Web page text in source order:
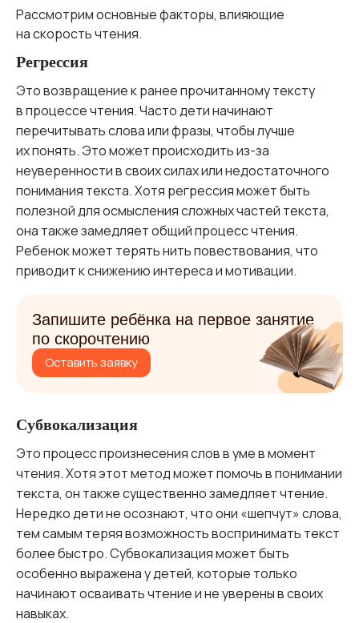
Рассмотрим основные факторы, влияющие
на скорость чтения.
Регрессия
Это возвращение к ранее прочитанному тексту
в процессе чтения. Часто дети начинают
перечитывать слова или фразы, чтобы лучше
их понять. Это может происходить из-за
неуверенности в своих силах или недостаточного
понимания текста. Хотя регрессия может быть
полезной для осмысления сложных частей текста,
она также замедляет общий процесс чтения.
Ребенок может терять нить повествования, что
приводит к снижению интереса и мотивации.
Запишите ребёнка на первое занятие
по скорочтению
Оставить заявку
Субвокализация
Это процесс произнесения слов в уме в момент
чтения. Хотя этот метод может помочь в понимании
текста, он также существенно замедляет чтение.
Нередко дети не осознают, что они «шепчут» слова,
тем самым теряя возможность воспринимать текст
более быстро. Субвокализация может быть
особенно выражена у детей, которые только
начинают осваивать чтение и не уверены в своих
навыках.